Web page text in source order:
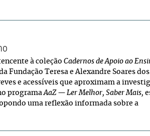
à coleção Cadernos de Apoio ao
Fundação Teresa e Alexandre Soares
e acessíveis que aproximam a
programaAaZ — Ler Melhor, Saber Mais,
uma reflexão informada sobre a